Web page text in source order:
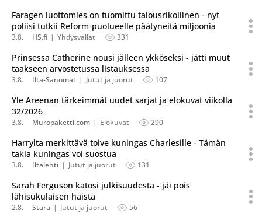
Faragen luottomies on tuomittu talousrikollinen - nyt
poliisi tutkii Reform-puolueelle päätyneitä miljoonia
3.8. HS.fi Yhdysvallat 331
Prinsessa Catherine nousi jälleen ykköseksi - jätti muut
taakseen arvostetussa listauksessa
3.8. Ilta-Sanomat Jutut ja juorut 107
Yle Areenan tärkeimmät uudet sarjat ja elokuvat viikolla
32/2026
3.8. Muropaketti.com Elokuvat 290
Harrylta merkittävä toive kuningas Charlesille - Tämän
takia kuningas voi suostua
3.8. Iltalehti Jutut ja juorut 131
Sarah Ferguson katosi julkisuudesta - jäi pois
lähisukulaisen häistä
2.8. Stara Jutut ja juorut 56